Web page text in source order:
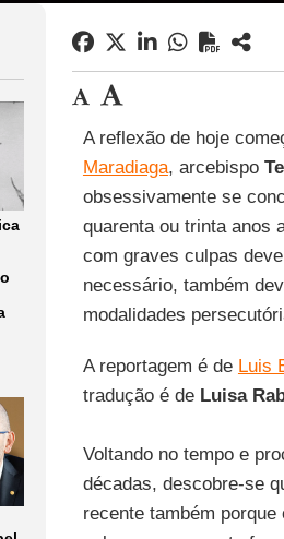
A reflexão de hoje
Maradiaga, arcebispo
obsessivamente se
quarenta ou trinta anos
com graves culpas
necessário, também
modalidades
A reportagem é de Luis
tradução é deLuisa
Voltando no tempo e
décadas, descobre-se
recente também